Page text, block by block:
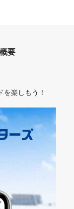
要
楽しもう！